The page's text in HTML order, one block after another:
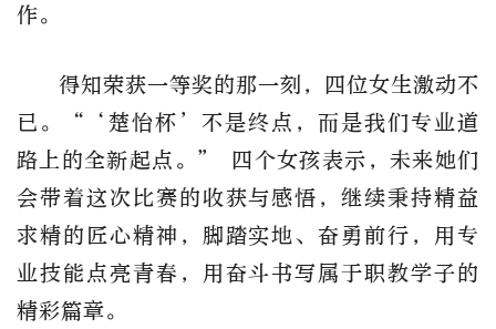
作。
得知荣获一等奖的那一刻，四位女生激动不
已。
“‘ 楚怡杯’不是终点，而是我们专业道
路上的全新起点。 ” 四个女孩表示，未来她们
会带着这次比赛的收获与感悟，继续秉持精益
求精的匠心精神，脚踏实地、奋勇前行，用专
业技能点亮青春，用奋斗书写属于职教学子的
精彩篇章。